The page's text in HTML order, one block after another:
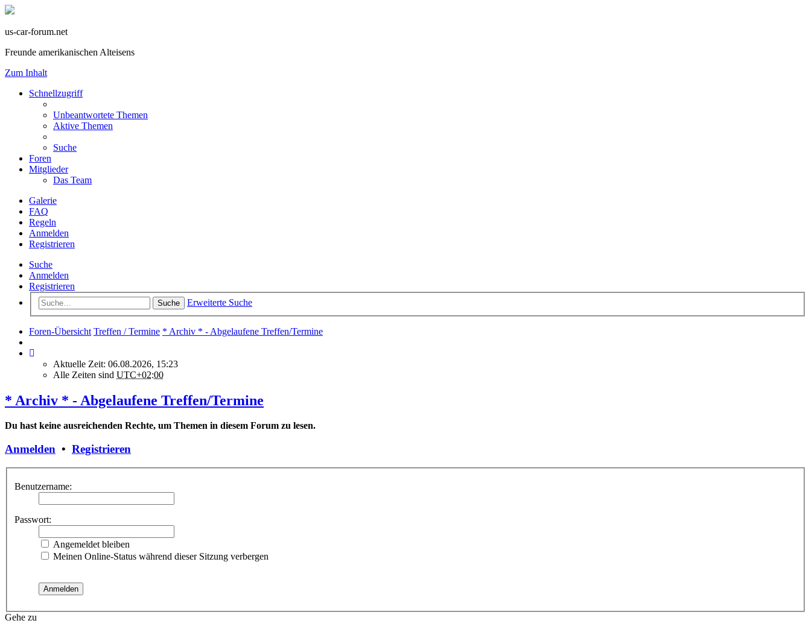
us-car-forum.net
Freunde amerikanischen Alteisens
Zum Inhalt
Schnellzugriff
Unbeantwortete Themen
Aktive Themen
Suche
Foren
Mitglieder
Das Team
Galerie
FAQ
Regeln
Anmelden
Registrieren
Suche
Anmelden
Registrieren
Suche Erweiterte Suche
Foren-Übersicht Treffen / Termine * Archiv * - Abgelaufene Treffen/Termine
Aktuelle Zeit: 06.08.2026, 15:23
Alle Zeiten sind UTC+02:00
* Archiv * - Abgelaufene Treffen/Termine
Du hast keine ausreichenden Rechte, um Themen in diesem Forum zu lesen.
Anmelden • Registrieren
Benutzername:
Passwort:
Angemeldet bleiben
Meinen Online-Status während dieser Sitzung verbergen
Gehe zu